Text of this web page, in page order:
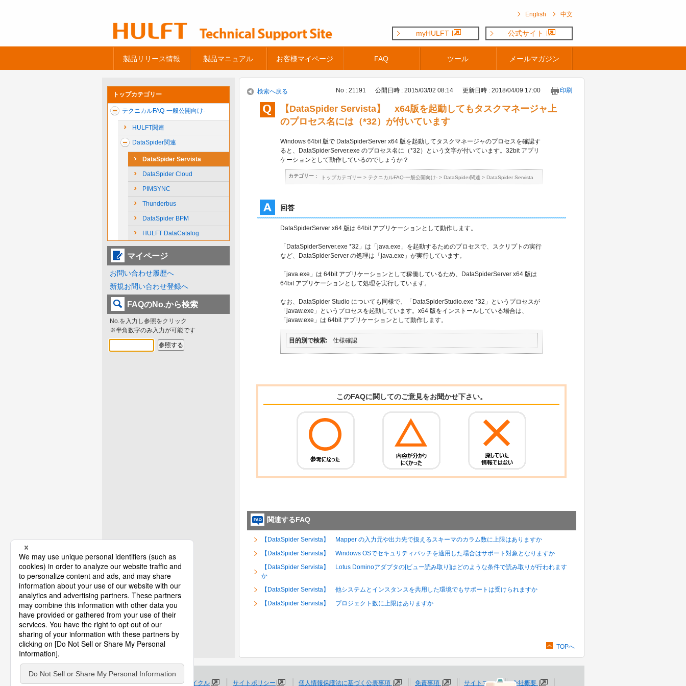
English 中文
製品リリース情報 製品マニュアル お客様マイページ FAQ ツール メールマガジン
myHULFT 公式サイト
トップカテゴリー
テクニカルFAQ-一般公開向け-
HULFT関連
DataSpider関連
DataSpider Servista
DataSpider Cloud
PIMSYNC
Thunderbus
DataSpider BPM
HULFT DataCatalog
マイページ
お問い合わせ履歴へ
新規お問い合わせ登録へ
FAQのNo.から検索
No.を入力し参照をクリック
※半角数字のみ入力が可能です
検索へ戻る No : 21191 公開日時 : 2015/03/02 08:14 更新日時 : 2018/04/09 17:00 印刷
【DataSpider Servista】 x64版を起動してもタスクマネージャ上
のプロセス名には（*32）が付いています
Windows 64bit 版で DataSpiderServer x64 版を起動してタスクマネージャのプロセスを確認す
ると、DataSpiderServer.exe のプロセス名に（*32）という文字が付いています。32bit アプリ
ケーションとして動作しているのでしょうか？
カテゴリー : トップカテゴリー > テクニカルFAQ-一般公開向け-> DataSpider関連 > DataSpider Servista
回答
DataSpiderServer x64 版は 64bit アプリケーションとして動作します。
「DataSpiderServer.exe *32」は「java.exe」を起動するためのプロセスで、スクリプトの実行
など、DataSpiderServer の処理は「java.exe」が実行しています。
「java.exe」は 64bit アプリケーションとして稼働しているため、DataSpiderServer x64 版は
64bit アプリケーションとして処理を実行しています。
なお、DataSpider Studio についても同様で、「DataSpiderStudio.exe *32」というプロセスが
「javaw.exe」というプロセスを起動しています。x64 版をインストールしている場合は、
「javaw.exe」は 64bit アプリケーションとして動作します。
目的別で検索 仕様確認
このFAQに関してのご意見をお聞かせ下さい。
関連するFAQ
【DataSpider Servista】 Mapper の入力元や出力先で扱えるスキーマのカラム数に上限はありますか
【DataSpider Servista】 Windows OSでセキュリティパッチを適用した場合はサポート対象となりますか
【DataSpider Servista】 Lotus Dominoアダプタの[ビュー読み取り]はどのような条件で読み取りが行われます
か
【DataSpider Servista】 他システムとインスタンスを共用した環境でもサポートは受けられますか
【DataSpider Servista】 プロジェクト数に上限はありますか
TOPへ
プロダクトライフサイクル サイトポリシー 個人情報保護法に基づく公表事項 免責事項 サイトマップ 会社概要